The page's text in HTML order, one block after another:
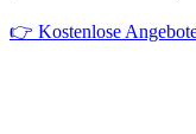
👉 Kostenlose